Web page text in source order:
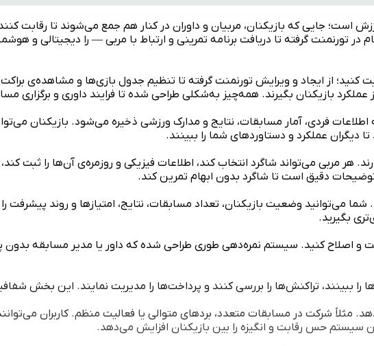
است؛ جایی که بازیکنان، مربیان و داوران در کنار هم جمع می‌شوند تا رقابت
تورنمنت گرفته تا دریافت برنامه تمرینی و ارتباط با مربی — را دیجیتالی و
کنید؛ از ایجاد و ویرایش تورنمنت گرفته تا تنظیم جدول بازی‌ها و مشاهده‌ی
بازیکنان بگیرند. همه‌چیز به‌شکلی طراحی شده تا فرایند داوری و
اطلاعات فردی، آمار مسابقات، نتایج و مدارک ورزشی ذخیره می‌شود. بازیکنان
دیگران عملکرد و دستاوردهای شما را ببینند.
هر مربی می‌تواند شاگرد انتخاب کند، اطلاعات فیزیکی و روزمره‌ی آن‌ها را ثبت
دقیق است تا شاگرد بدون ابهام تمرین کند.
می‌توانید وضعیت بازیکنان، تعداد مسابقات، نتایج، امتیازها و روند پیشرفت
بگیرید.
و اصلاح کنید. سیستم نمره‌دهی طوری طراحی شده که داور یا مدیر مسابقه بدون
ببینند، تراکنش‌ها را بررسی کنند و پرداخت‌ها را مدیریت نمایند. این بخش
مثلاً شرکت در مسابقات متعدد، بردهای متوالی یا فعالیت منظم. کاربران
سیستم حس رقابت و انگیزه را بین بازیکنان افزایش می‌دهد.